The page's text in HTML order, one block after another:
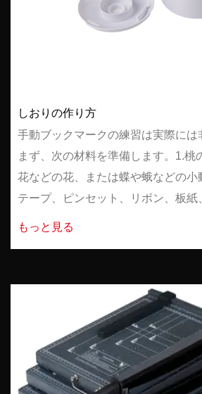
しおりの作り方
手動ブックマークの練習は実際には
まず、次の材料を準備します。1.桃
花などの花、または蝶や蛾などの小
テープ、ピンセット、リボン、板紙
もっと見る